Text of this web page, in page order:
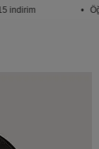
indirim •